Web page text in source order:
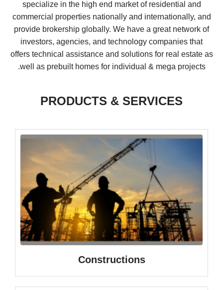
specialize in the high end market of residential and
commercial properties nationally and internationally, and
provide brokership globally. We have a great network of
investors, agencies, and technology companies that
offers technical assistance and solutions for real estate as
well as prebuilt homes for individual & mega projects.
PRODUCTS & SERVICES
Constructions